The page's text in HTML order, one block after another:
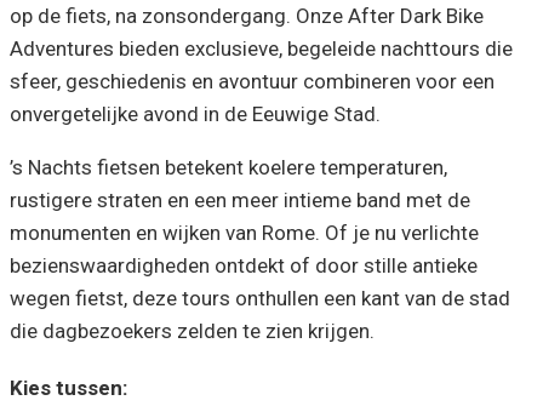
op de fiets, na zonsondergang. Onze After Dark Bike
Adventures bieden exclusieve, begeleide nachttours die
sfeer, geschiedenis en avontuur combineren voor een
onvergetelijke avond in de Eeuwige Stad.
’s Nachts fietsen betekent koelere temperaturen,
rustigere straten en een meer intieme band met de
monumenten en wijken van Rome. Of je nu verlichte
bezienswaardigheden ontdekt of door stille antieke
wegen fietst, deze tours onthullen een kant van de stad
die dagbezoekers zelden te zien krijgen.
Kies tussen: